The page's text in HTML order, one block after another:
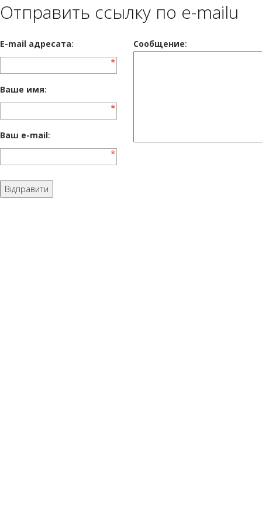
Отправить ссылку по e-mailu
E-mail адресата: Сообщение:
Ваше имя:
Ваш e-mail: